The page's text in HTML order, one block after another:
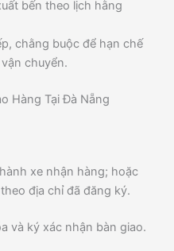
bến theo lịch hằng
chằng buộc để hạn chế
chuyển.
Hàng Tại Đà Nẵng
xe nhận hàng; hoặc
địa chỉ đã đăng ký.
và ký xác nhận bàn giao.